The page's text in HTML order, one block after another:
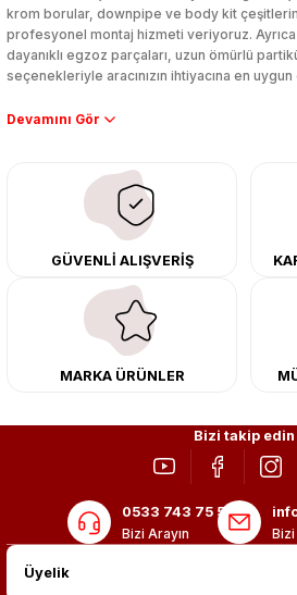
krom borular, downpipe ve body kit
profesyonel montaj hizmeti veriyoruz.
dayanıklı egzoz parçaları, uzun ömürlü
seçenekleriyle aracınızın ihtiyacına en
Performans artışı isteyen sürücüler için özel
çıkma orijinal ürünler ile yenileyebilir, body kit
tasarımını ve aerodinamisini üst seviyeye
Tüm ürünlerimiz orijinal, dayanıklı ve uzun
merkezimizde profesyonel montaj yapıyor,
kargo ile teslimat gerçekleştiriyoruz.
adres: Egzoz Sepeti.
GÜVENLİ ALIŞVERİŞ
MARKA ÜRÜNLER
Bizi takip edin
0533 743 75 56
Bizi Arayın
Bizi
Üyelik